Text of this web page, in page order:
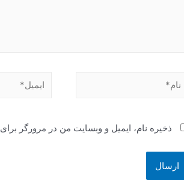
نام* ایمیل*
ذخیره نام، ایمیل و وبسایت من در مرورگر